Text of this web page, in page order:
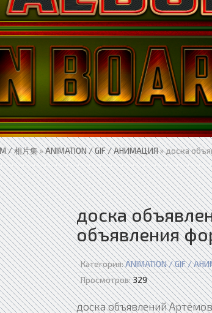
/ 相片集»ANIMATION / GIF / АНИМАЦИЯ» доска
доска
объявления
Категория:ANIMATION / GIF /
Просмотров:329
доска объявлений